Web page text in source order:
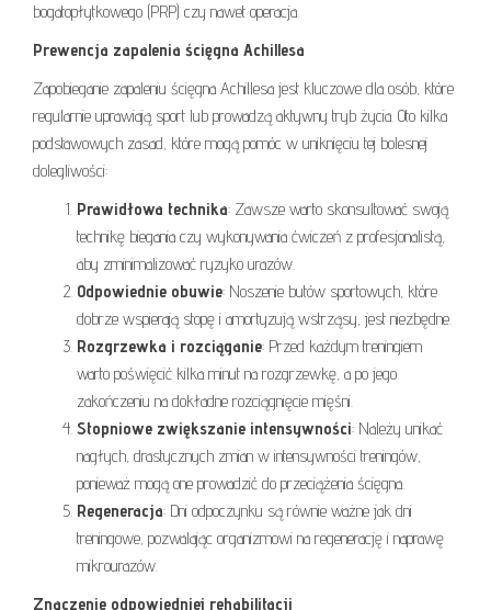
bogatopłytkowego (PRP) czy nawet operacja.
Prewencja zapalenia ścięgna Achillesa
Zapobieganie zapaleniu ścięgna Achillesa jest kluczowe dla osób, które
regularnie uprawiają sport lub prowadzą aktywny tryb życia. Oto kilka
podstawowych zasad, które mogą pomóc w uniknięciu tej bolesnej
dolegliwości:
Prawidłowa technika: Zawsze warto skonsultować swoją
technikę biegania czy wykonywania ćwiczeń z profesjonalistą,
aby zminimalizować ryzyko urazów.
Odpowiednie obuwie: Noszenie butów sportowych, które
dobrze wspierają stopę i amortyzują wstrząsy, jest niezbędne.
Rozgrzewka i rozciąganie: Przed każdym treningiem
warto poświęcić kilka minut na rozgrzewkę, a po jego
zakończeniu na dokładne rozciągnięcie mięśni.
Stopniowe zwiększanie intensywności: Należy unikać
nagłych, drastycznych zmian w intensywności treningów,
ponieważ mogą one prowadzić do przeciążenia ścięgna.
Regeneracja: Dni odpoczynku są równie ważne jak dni
treningowe, pozwalając organizmowi na regenerację i naprawę
mikrourazów.
Znaczenie odpowiedniej rehabilitacji